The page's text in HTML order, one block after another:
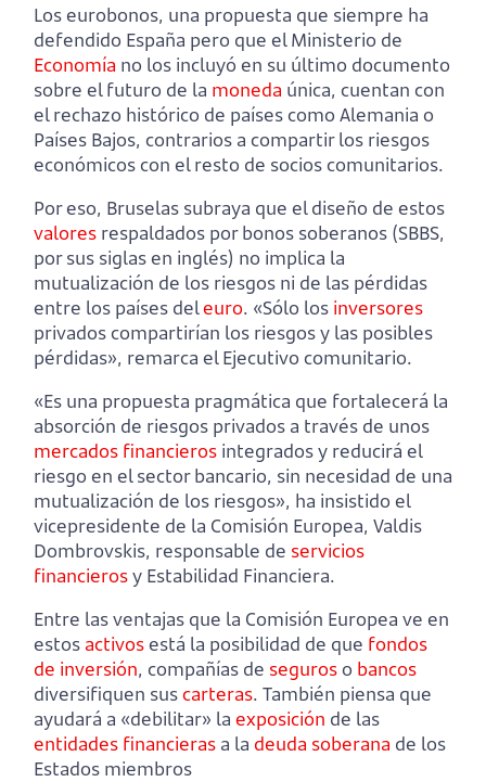
Los eurobonos, una propuesta que siempre ha
defendido España pero que el Ministerio de
Economía no los incluyó en su último documento
sobre el futuro de la moneda única, cuentan con
el rechazo histórico de países como Alemania o
Países Bajos, contrarios a compartir los riesgos
económicos con el resto de socios comunitarios.
Por eso, Bruselas subraya que el diseño de estos
valores respaldados por bonos soberanos (SBBS,
por sus siglas en inglés) no implica la
mutualización de los riesgos ni de las pérdidas
entre los países deleuro. «Sólo los inversores
privados compartirían los riesgos y las posibles
pérdidas», remarca el Ejecutivo comunitario.
«Es una propuesta pragmática que fortalecerá la
absorción de riesgos privados a través de unos
mercados financieros integrados y reducirá el
riesgo en el sector bancario, sin necesidad de una
mutualización de los riesgos», ha insistido el
vicepresidente de la Comisión Europea, Valdis
Dombrovskis, responsable de servicios
financierosy Estabilidad Financiera.
Entre las ventajas que la Comisión Europea ve en
estos activosestá la posibilidad de que fondos
de inversión, compañías de seguroso bancos
diversifiquen suscarteras. También piensa que
ayudará a «debilitar» la exposición de las
entidades financieras a la deuda soberana de los
Estados miembros